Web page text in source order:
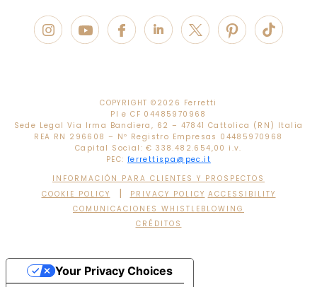
COPYRIGHT © 2026 Ferretti
PI e CF 04485970968
Sede Legal Via Irma Bandiera, 62 – 47841 Cattolica (RN) Italia
REA RN 296608 – Nº Registro Empresas 04485970968
Capital Social: € 338.482.654,00 i.v.
PEC: ferrettispa@pec.it
INFORMACIÓN PARA CLIENTES Y PROSPECTOS
COOKIE POLICY
| PRIVACY POLICY ACCESSIBILITY
COMUNICACIONES WHISTLEBLOWING
CRÉDITOS
Your Privacy Choices